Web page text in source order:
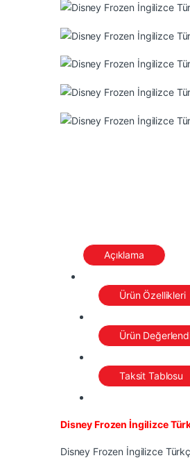
Açıklama
Ürün Özellikleri
Ürün
Taksit Tablosu
Disney Frozen İngilizce
Disney Frozen İngilizce